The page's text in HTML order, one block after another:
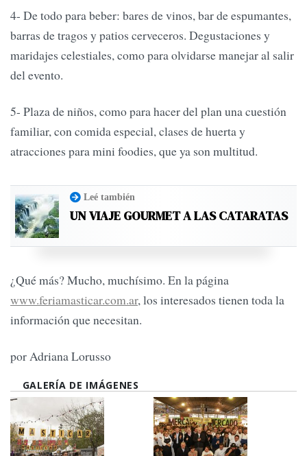
4- De todo para beber: bares de vinos, bar de espumantes,
barras de tragos y patios cerveceros. Degustaciones y
maridajes celestiales, como para olvidarse manejar al salir
del evento.
5- Plaza de niños, como para hacer del plan una cuestión
familiar, con comida especial, clases de huerta y
atracciones para mini foodies, que ya son multitud.
Leé también
UN VIAJE GOURMET A LAS CATARATAS
¿Qué más? Mucho, muchísimo. En la página
www.feriamasticar.com.ar, los interesados tienen toda la
información que necesitan.
por Adriana Lorusso
GALERÍA DE IMÁGENES